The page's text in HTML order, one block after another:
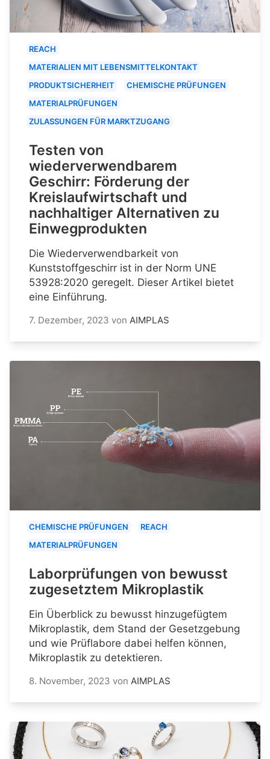
REACH
MATERIALIEN MIT LEBENSMITTELKONTAKT
PRODUKTSICHERHEIT
CHEMISCHE PRÜFUNGEN
MATERIALPRÜFUNGEN
ZULASSUNGEN FÜR MARKTZUGANG
Testen von
wiederverwendbarem
Geschirr: Förderung der
Kreislaufwirtschaft und
nachhaltiger Alternativen zu
Einwegprodukten
Die Wiederverwendbarkeit von
Kunststoffgeschirr ist in der Norm UNE
53928:2020 geregelt. Dieser Artikel bietet
eine Einführung.
7. Dezember, 2023 von AIMPLAS
CHEMISCHE PRÜFUNGEN
REACH
MATERIALPRÜFUNGEN
Laborprüfungen von bewusst
zugesetztem Mikroplastik
Ein Überblick zu bewusst hinzugefügtem
Mikroplastik, dem Stand der Gesetzgebung
und wie Prüflabore dabei helfen können,
Mikroplastik zu detektieren.
8. November, 2023 von AIMPLAS